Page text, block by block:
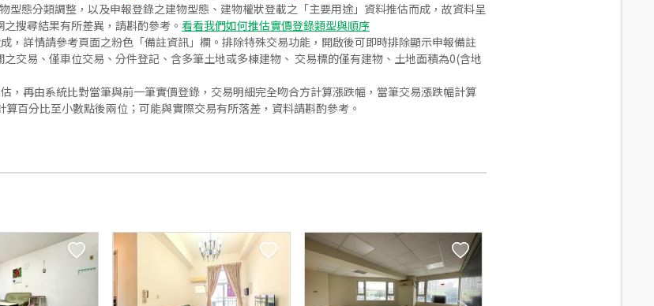
型態分類調整，以及申報登錄之建物型態、建物權狀登載之「主要用途」資料推估而成，故資料呈
搜尋結果有所差異，請斟酌參考。 看看我們如何推估實價登錄類型與順序
，詳情請參考頁面之粉色「備註資訊」欄。排除特殊交易功能，開啟後可即時排除顯示申報備註
交易、僅車位交易、分件登記、含多筆土地或多棟建物、 交易標的僅有建物、土地面積為0(含地
，再由系統比對當筆與前一筆實價登錄，交易明細完全吻合方計算漲跌幅，當筆交易漲跌幅計算
百分比至小數點後兩位；可能與實際交易有所落差，資料請斟酌參考。